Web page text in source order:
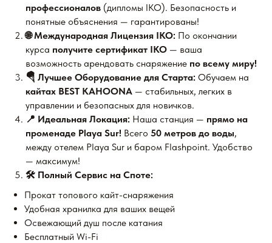
профессионалов (дипломы IKO). Безопасность и
понятные объяснения — гарантированы!
🌐 Международная Лицензия IKO: По окончании
курса получите сертификат IKO — ваша
возможность арендовать снаряжение по всему миру!
🪂 Лучшее Оборудование для Старта: Обучаем на
кайтах BEST KAHOONA — стабильных, легких в
управлении и безопасных для новичков.
📍 Идеальная Локация: Наша станция — прямо на
променаде Playa Sur! Всего 50 метров до воды,
между отелем Playa Sur и баром Flashpoint. Удобство
— максимум!
🛠️ Полный Сервис на Споте:
Прокат топового кайт-снаряжения
Удобная хранилка для ваших вещей
Освежающий душ после катания
Бесплатный Wi-Fi